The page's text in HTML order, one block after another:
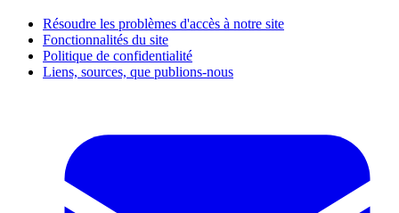
Résoudre les problèmes d'accès à notre site
Fonctionnalités du site
Politique de confidentialité
Liens, sources, que publions-nous